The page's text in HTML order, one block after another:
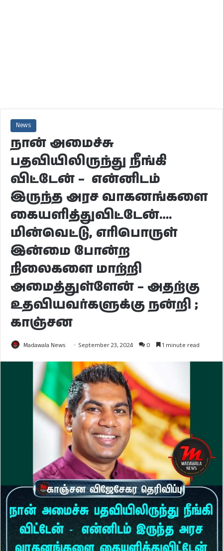
News
நான் அமைச்சு
பதவியிலிருந்து நீங்கி
விட்டேன் – என்னிடம்
இருந்த அரச வாகனங்களை
கையளித்துவிட்டேன்….
மின்வெட்டு, எரிபொருள்
இன்மை போன்ற
நிலைகளை மாற்றி
அமைத்துள்ளேன் – அதற்கு
உதவியவர்களுக்கு நன்றி ;
காஞ்சன
Madawala News September 23, 2024 0 1 minute read